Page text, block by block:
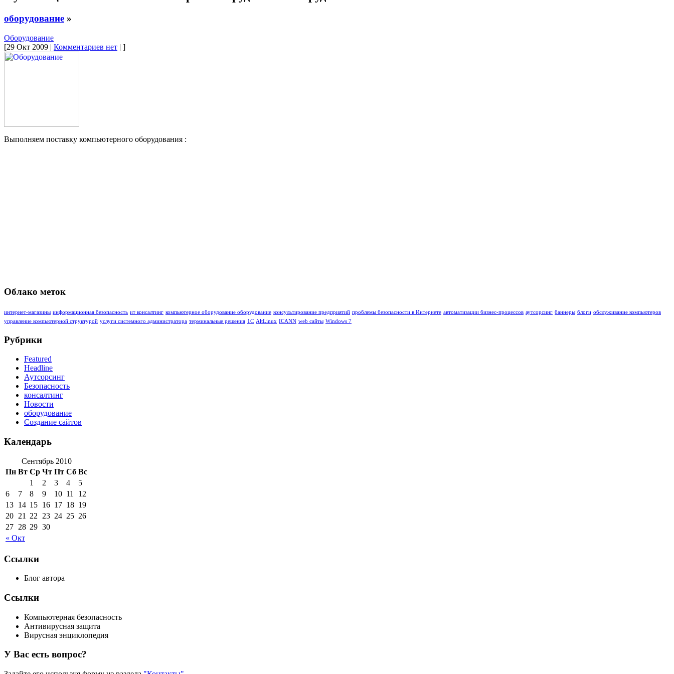
оборудование »
Оборудование
[29 Окт 2009 | Комментариев нет | ]
Выполняем поставку компьютерного оборудования :
Облако меток
интернет-магазины информационная безопасность ит консалтинг компьютерное оборудование оборудование консультирование предприятий проблемы безопасности в Интернете автоматизации бизнес-процессов аутсорсинг баннеры блоги обслуживание компьютеров
управление компьютерной структурой услуги системного администратора терминальные решения 1C AltLinux ICANN web сайты Windows 7
Рубрики
Featured
Headline
Аутсорсинг
Безопасность
консалтинг
Новости
оборудование
Создание сайтов
Календарь
Сентябрь 2010
Пн Вт Ср Чт Пт Сб Вс
« Окт
1 2 3 4
5
6
7 8 9 10 11
12
13 14 15 16 17 18 19
20 21 22 23 24 25 26
27 28 29 30
Ссылки
Блог автора
Ссылки
Компьютерная безопасность
Антивирусная защита
Вирусная энциклопедия
У Вас есть вопрос?